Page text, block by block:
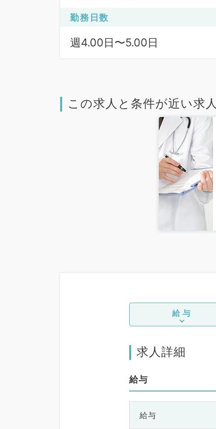
勤務日数
週4.00日〜5.00日
この求人と条件が近い求人
給与
求人詳細
給与
給与